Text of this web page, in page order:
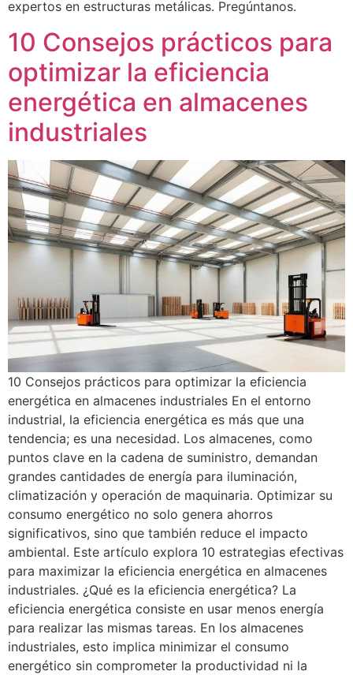
expertos en estructuras metálicas. Pregúntanos.
10 Consejos prácticos para
optimizar la eficiencia
energética en almacenes
industriales
10 Consejos prácticos para optimizar la eficiencia
energética en almacenes industriales En el entorno
industrial, la eficiencia energética es más que una
tendencia; es una necesidad. Los almacenes, como
puntos clave en la cadena de suministro, demandan
grandes cantidades de energía para iluminación,
climatización y operación de maquinaria. Optimizar su
consumo energético no solo genera ahorros
significativos, sino que también reduce el impacto
ambiental. Este artículo explora 10 estrategias efectivas
para maximizar la eficiencia energética en almacenes
industriales. ¿Qué es la eficiencia energética? La
eficiencia energética consiste en usar menos energía
para realizar las mismas tareas. En los almacenes
industriales, esto implica minimizar el consumo
energético sin comprometer la productividad ni la